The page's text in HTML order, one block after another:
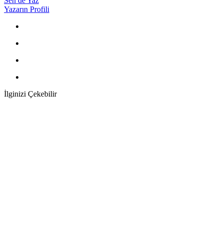
Yazarın Profili
İlginizi Çekebilir